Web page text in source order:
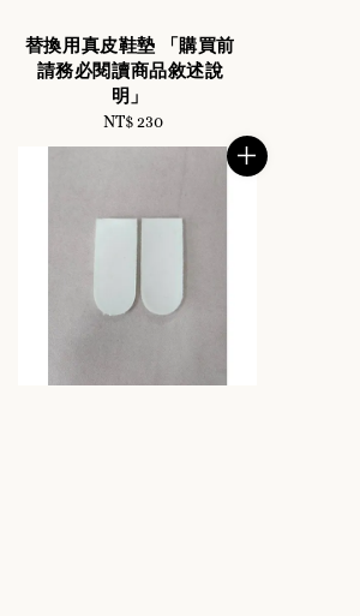
替換用真皮鞋墊 「購買前
請務必閱讀商品敘述說
明」
Regular
price
NT$ 230